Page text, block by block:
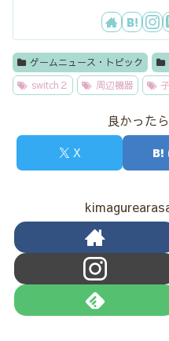
ゲームニュース・トピック
switch２
周辺機器
良かった
X